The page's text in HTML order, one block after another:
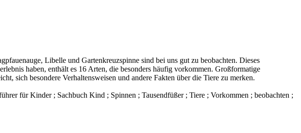
Libelle und Gartenkreuzspinne sind bei uns gut zu beobachten. Dieses
haben, enthält es 16 Arten, die besonders häufig vorkommen. Großformatige
sich besondere Verhaltensweisen und andere Fakten über die Tiere zu merken.
für Kinder ; Sachbuch Kind ; Spinnen ; Tausendfüßer ; Tiere ; Vorkommen ; beobachten ;